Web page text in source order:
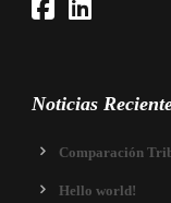
Noticias
Comparación
Hello world!